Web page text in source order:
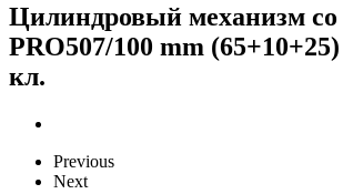
Цилиндровый механизм
PRO507/100 mm
кл.
Previous
Next